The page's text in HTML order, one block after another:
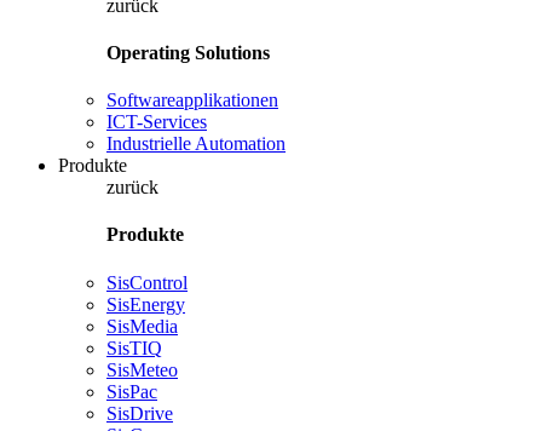
zurück
Operating Solutions
Softwareapplikationen
ICT-Services
Industrielle Automation
Produkte
zurück
Produkte
SisControl
SisEnergy
SisMedia
SisTIQ
SisMeteo
SisPac
SisDrive